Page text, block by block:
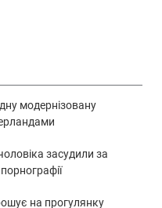
модернізовану
засудили за
на прогулянку